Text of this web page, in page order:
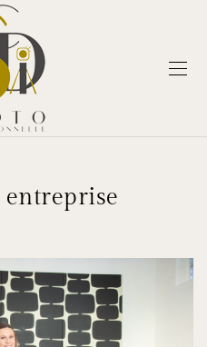
entreprise